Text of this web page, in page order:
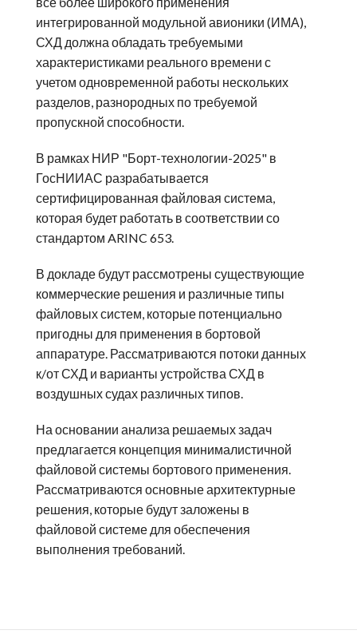
интегрированной модульной авионики (ИМА),
СХД должна обладать требуемыми
характеристиками реального времени с
учетом одновременной работы нескольких
разделов, разнородных по требуемой
пропускной способности.
В рамках НИР "Борт-технологии-2025" в
ГосНИИАС разрабатывается
сертифицированная файловая система,
которая будет работать в соответствии со
стандартом ARINC 653.
В докладе будут рассмотрены существующие
коммерческие решения и различные типы
файловых систем, которые потенциально
пригодны для применения в бортовой
аппаратуре. Рассматриваются потоки данных
к/от СХД и варианты устройства СХД в
воздушных судах различных типов.
На основании анализа решаемых задач
предлагается концепция минималистичной
файловой системы бортового применения.
Рассматриваются основные архитектурные
решения, которые будут заложены в
файловой системе для обеспечения
выполнения требований.